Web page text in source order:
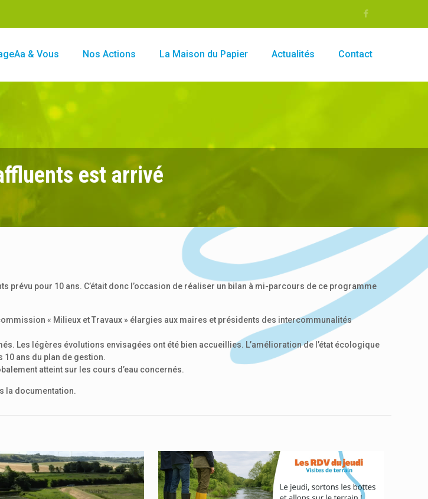
& Vous Nos Actions La Maison du Papier Actualités Contact
est arrivé
prévu pour 10 ans. C’était donc l’occasion de réaliser un bilan à mi-parcours de ce programme
« Milieux et Travaux » élargies aux maires et présidents des intercommunalités
Les légères évolutions envisagées ont été bien accueillies. L’amélioration de l’état écologique
10 ans du plan de gestion.
atteint sur les cours d’eau concernés.
la documentation.